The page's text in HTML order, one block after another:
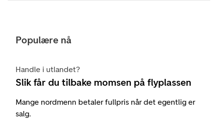
Populære nå
Handle i utlandet?
Slik får du tilbake momsen på flyplassen
Mange nordmenn betaler fullpris når det egentlig er
salg.